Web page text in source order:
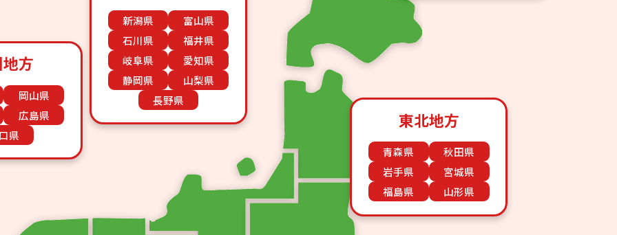
東北地方
青森県
秋田県
岩手県
宮城県
福島県
山形県
新潟県
富山県
石川県
福井県
岐阜県
愛知県
静岡県
山梨県
長野県
方
岡山県
広島県
県